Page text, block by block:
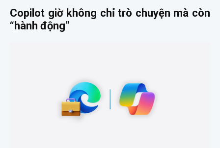
Copilot giờ không chỉ trò chuyện mà còn
“hành động”